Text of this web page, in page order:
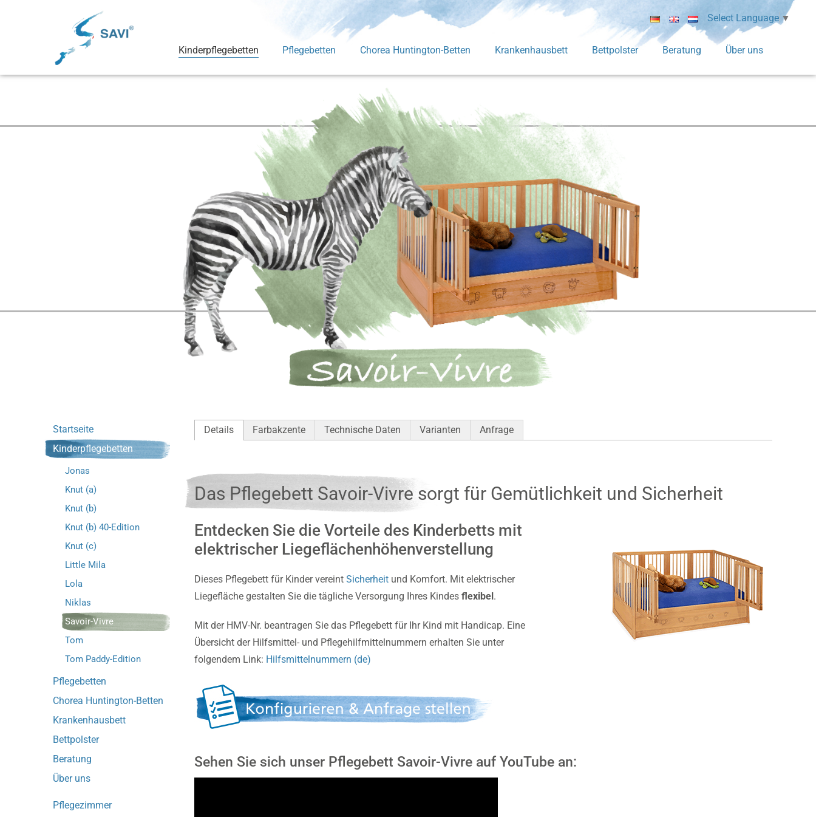
Select Language ▼
Kinderpflegebetten Pflegebetten Chorea Huntington-Betten Krankenhausbett Bettpolster Beratung Über uns
Startseite
Kinderpflegebetten
Jonas
Knut (a)
Knut (b)
Knut (b) 40-Edition
Knut (c)
Little Mila
Lola
Niklas
Savoir-Vivre
Tom
Tom Paddy-Edition
Pflegebetten
Chorea Huntington-Betten
Krankenhausbett
Bettpolster
Beratung
Über uns
Pflegezimmer
Details Farbakzente Technische Daten Varianten Anfrage
Das Pflegebett Savoir-Vivre sorgt für Gemütlichkeit und Sicherheit
Entdecken Sie die Vorteile des Kinderbetts mit
elektrischer Liegeflächenhöhenverstellung
Dieses Pflegebett für Kinder vereint Sicherheit und Komfort. Mit elektrischer
Liegefläche gestalten Sie die tägliche Versorgung Ihres Kindes flexibel.
Mit der HMV-Nr. beantragen Sie das Pflegebett für Ihr Kind mit Handicap. Eine
Übersicht der Hilfsmittel- und Pflegehilfmittelnummern erhalten Sie unter
folgendem Link: Hilfsmittelnummern (de)
Sehen Sie sich unser Pflegebett Savoir-Vivre auf YouTube an: